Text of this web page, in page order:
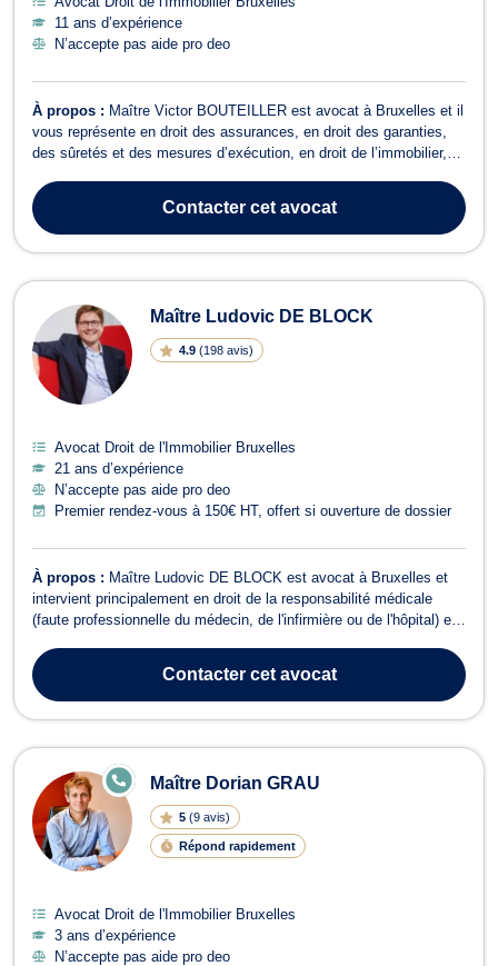
11 ans d’expérience
N’accepte pas aide pro deo
À propos : Maître Victor BOUTEILLER est avocat à Bruxelles et il
vous représente en droit des assurances, en droit des garanties,
des sûretés et des mesures d’exécution, en droit de l’immobilier,
BOUTEILLER vous assiste en droit des assurances pour assurer
le règlement de vos...Contactercet avocat
Maître Ludovic DE BLOCK
4.9 (198 avis)
Avocat Droit de l'Immobilier Bruxelles
21 ans d’expérience
N’accepte pas aide pro deo
Premier rendez-vous à 150€ HT, offert si ouverture de dossier
À propos : Maître Ludovic DE BLOCK est avocat à Bruxelles et
intervient principalement en droit de la responsabilité médicale
(faute professionnelle du médecin, de l'infirmière ou de l'hôpital) en
responsabilité médicale, l'avocat Ludovic DE BLOCK se charge
pour les vict...
Contactercet avocat
Maître Dorian GRAU
5 (9 avis)
Répond rapidement
E
N
E
Avocat Droit de l'Immobilier Bruxelles
3 ans d’expérience
N’accepte pas aide pro deo